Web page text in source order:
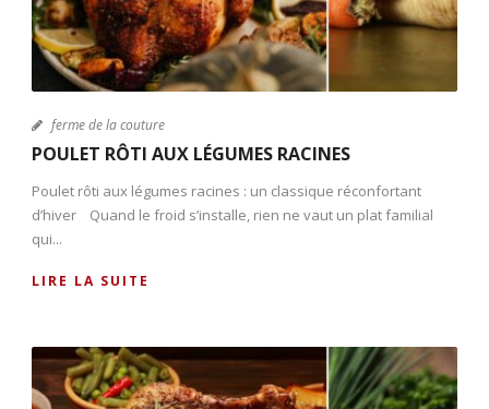
ferme de la couture
POULET RÔTI AUX LÉGUMES RACINES
Poulet rôti aux légumes racines : un classique réconfortant
d’hiver Quand le froid s’installe, rien ne vaut un plat familial
qui...
LIRE LA SUITE